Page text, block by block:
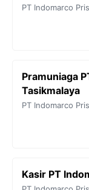
PT Indomarco
Pramuniaga
Tasikmalaya
PT Indomarco
Kasir PT